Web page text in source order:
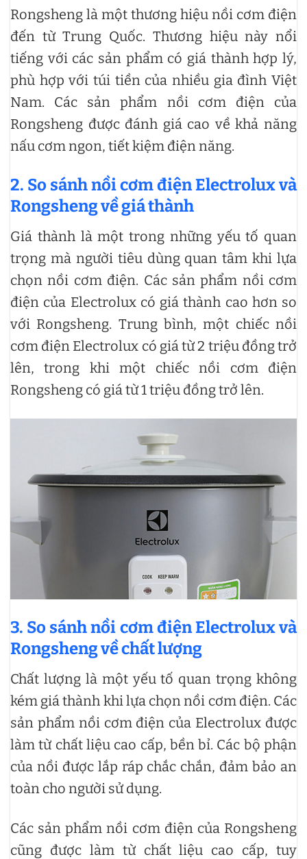
Rongsheng là một thương hiệu nồi cơm điện
đến từ Trung Quốc. Thương hiệu này nổi
tiếng với các sản phẩm có giá thành hợp lý,
phù hợp với túi tiền của nhiều gia đình Việt
Nam. Các sản phẩm nồi cơm điện của
Rongsheng được đánh giá cao về khả năng
nấu cơm ngon, tiết kiệm điện năng.
2. So sánh nồi cơm điện Electrolux và
Rongsheng về giá thành
Giá thành là một trong những yếu tố quan
trọng mà người tiêu dùng quan tâm khi lựa
chọn nồi cơm điện. Các sản phẩm nồi cơm
điện của Electrolux có giá thành cao hơn so
với Rongsheng. Trung bình, một chiếc nồi
cơm điện Electrolux có giá từ 2 triệu đồng trở
lên, trong khi một chiếc nồi cơm điện
Rongsheng có giá từ 1 triệu đồng trở lên.
3. So sánh nồi cơm điện Electrolux và
Rongsheng về chất lượng
Chất lượng là một yếu tố quan trọng không
kém giá thành khi lựa chọn nồi cơm điện. Các
sản phẩm nồi cơm điện của Electrolux được
làm từ chất liệu cao cấp, bền bỉ. Các bộ phận
của nồi được lắp ráp chắc chắn, đảm bảo an
toàn cho người sử dụng.
Các sản phẩm nồi cơm điện của Rongsheng
cũng được làm từ chất liệu cao cấp, tuy